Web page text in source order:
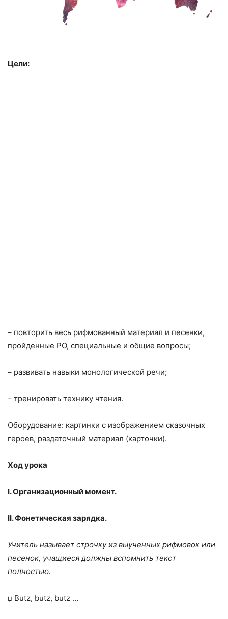
Цели:
– повторить весь рифмованный материал и песенки,
пройденные РО, специальные и общие вопросы;
– развивать навыки монологической речи;
– тренировать технику чтения.
Оборудование: картинки с изображением сказочных
героев, раздаточный материал (карточки).
Ход урока
I. Организационный момент.
II. Фонетическая зарядка.
Учитель называет строчку из выученных рифмовок или
песенок, учащиеся должны вспомнить текст
полностью.
џ Butz, butz, butz …